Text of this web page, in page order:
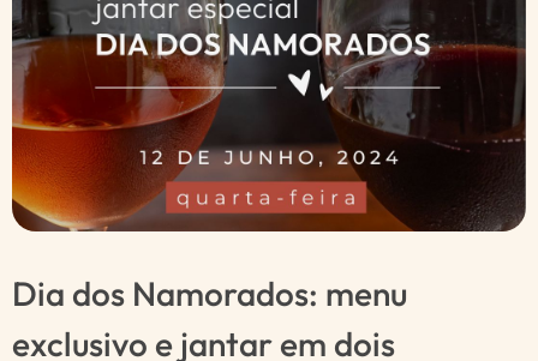
Dia dos Namorados: menu
exclusivo e jantar em dois